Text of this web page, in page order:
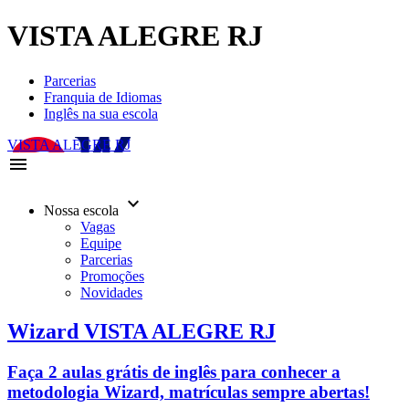
VISTA ALEGRE RJ
Parcerias
Franquia de Idiomas
Inglês na sua escola
VISTA ALEGRE RJ
menu
Nossa escola keyboard_arrow_down
Vagas
Equipe
Parcerias
Promoções
Novidades
Wizard VISTA ALEGRE RJ
Faça 2 aulas grátis de inglês para conhecer a
metodologia Wizard, matrículas sempre abertas!